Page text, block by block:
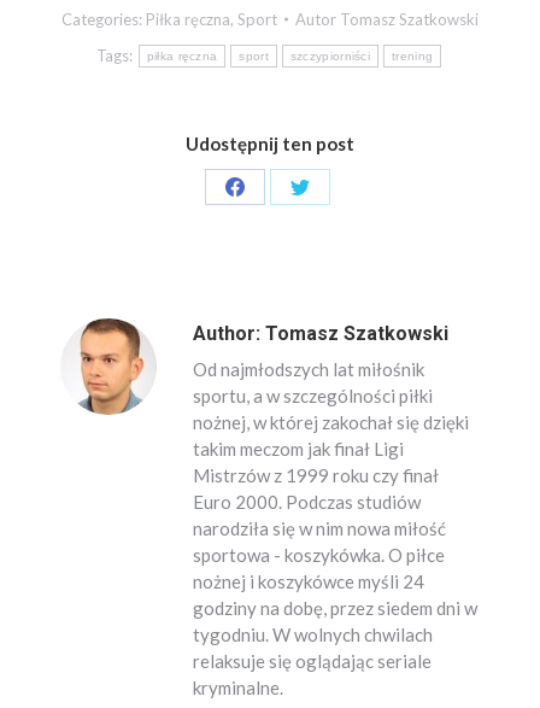
Categories: Piłka ręczna, Sport Autor Tomasz Szatkowski
Tags:
piłka ręczna sport szczypiorniści trening
Udostępnij ten post
Share
Share
Author: Tomasz Szatkowski
Od najmłodszych lat miłośnik
sportu, a w szczególności piłki
nożnej, w której zakochał się dzięki
takim meczom jak finał Ligi
Mistrzów z 1999 roku czy finał
Euro 2000. Podczas studiów
narodziła się w nim nowa miłość
sportowa - koszykówka. O piłce
nożnej i koszykówce myśli 24
godziny na dobę, przez siedem dni w
tygodniu. W wolnych chwilach
relaksuje się oglądając seriale
kryminalne.